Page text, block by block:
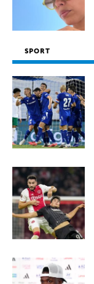
SPORT